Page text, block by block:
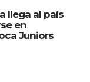
llega al país
en
Juniors